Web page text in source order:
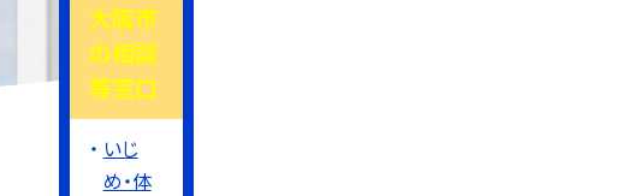
大阪市
の相談
等窓口
いじ
め・体